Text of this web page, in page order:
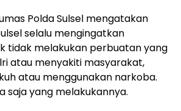
Polda Sulsel mengatakan
selalu mengingatkan
tidak melakukan perbuatan yang
atau menyakiti masyarakat,
atau menggunakan narkoba.
saja yang melakukannya.